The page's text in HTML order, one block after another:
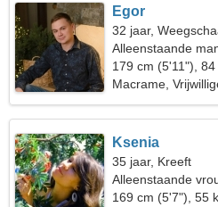
Egor
32 jaar,
Alleenstaande
179 cm (5'11"),
Macrame,
Ksenia
35 jaar, Kreeft
Alleenstaande
169 cm (5'7"), 55